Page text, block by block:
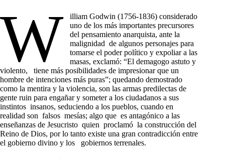
W
illiam Godwin (1756-1836) considerado
uno de los más importantes precursores
del pensamiento anarquista, ante la
malignidad de algunos personajes para
tomarse el poder político y expoliar a las
masas, exclamó: “El demagogo astuto y
violento, tiene más posibilidades de impresionar que un
hombre de intenciones más puras”; quedando demostrado
como la mentira y la violencia, son las armas predilectas de
gente ruin para engañar y someter a los ciudadanos a sus
instintos insanos, seduciendo a los pueblos, cuando en
realidad son falsos mesías; algo que es antagónico a las
enseñanzas de Jesucristo quien proclamó la construcción del
Reino de Dios, por lo tanto existe una gran contradicción entre
el gobierno divino y los gobiernos terrenales.